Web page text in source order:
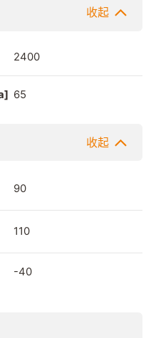
收起
2400
65
收起
90
110
-40